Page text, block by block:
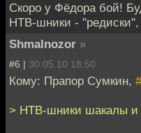
Скоро у Фёдора бой!
НТВ-шники - "редиски",
Shmalnozor »
#6 | 30.05.10 18:50
Кому: Прапор Сумкин,
> НТВ-шники шакалы и